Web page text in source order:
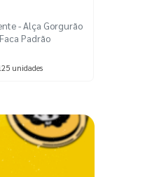
- Alça Gorgurão
Padrão
unidades